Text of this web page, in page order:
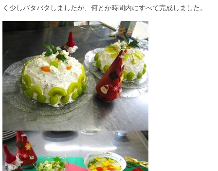
く少しバタバタしましたが、何とか時間内にすべて完成しました。